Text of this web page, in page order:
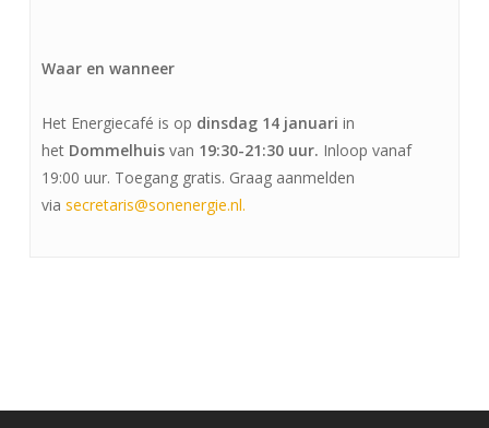
Waar en wanneer
Het Energiecafé is op dinsdag 14 januari in
het Dommelhuis van 19:30-21:30 uur. Inloop vanaf
19:00 uur. Toegang gratis. Graag aanmelden
via secretaris@sonenergie.nl.